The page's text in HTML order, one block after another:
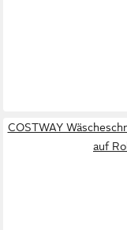
COSTWAY
auf